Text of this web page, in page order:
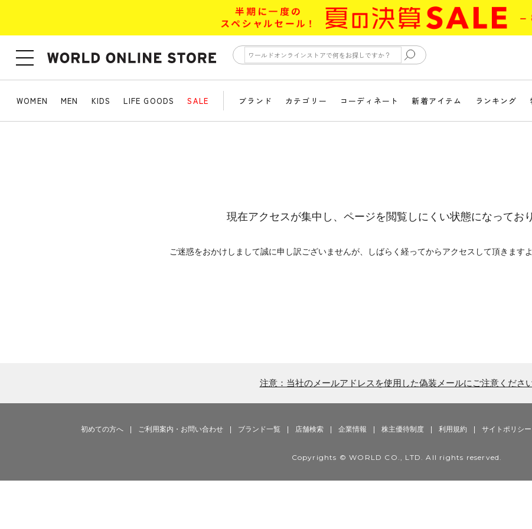
WOMEN MEN KIDS LIFE GOODS SALE ブランド カテゴリー コーディネート 新着アイテム ランキング
現在アクセスが集中し、ページを閲覧しにくい状態になってお
ご迷惑をおかけしまして誠に申し訳ございませんが、しばらく経ってからアクセスして頂きます
注意：当社のメールアドレスを使用した偽装メールにご注意くださ
初めての方へ ご利用案内・お問い合わせ ブランド一覧 店舗検索 企業情報 株主優待制度 利用規約 サイトポリシー
Copyrights © WORLD CO., LTD. All rights reserved.